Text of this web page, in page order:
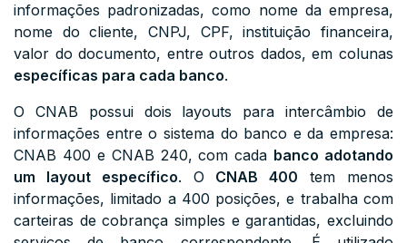
informações padronizadas, como nome da empresa,
nome do cliente, CNPJ, CPF, instituição financeira,
valor do documento, entre outros dados, em colunas
específicas para cada banco.
O CNAB possui dois layouts para intercâmbio de
informações entre o sistema do banco e da empresa:
CNAB 400 e CNAB 240, com cada banco adotando
um layout específico. O CNAB 400 tem menos
informações, limitado a 400 posições, e trabalha com
carteiras de cobrança simples e garantidas, excluindo